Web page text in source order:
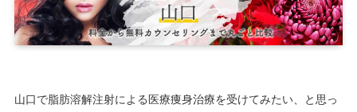
山口で脂肪溶解注射による医療痩身治療を受けてみたい、と思っ